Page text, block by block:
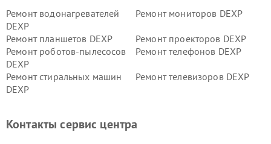
Ремонт водонагревателей
DEXP
Ремонт мониторов DEXP
Ремонт планшетов DEXP
Ремонт проекторов DEXP
Ремонт роботов-пылесосов
DEXP
Ремонт телефонов DEXP
Ремонт стиральных машин
DEXP
Ремонт телевизоров DEXP
Ремонт серверов DEXP
Ремонт мини пк DEXP
Контакты сервис центра